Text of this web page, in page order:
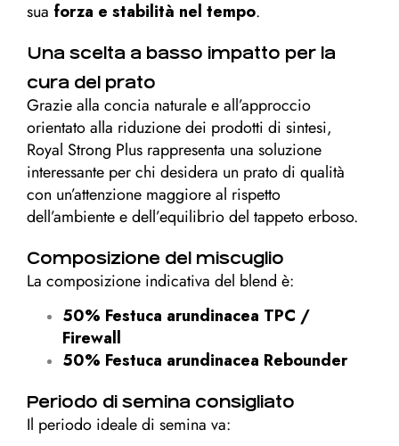
sua forza e stabilità nel tempo.
Una scelta a basso impatto per la
cura del prato
Grazie alla concia naturale e all’approccio
orientato alla riduzione dei prodotti di sintesi,
Royal Strong Plus rappresenta una soluzione
interessante per chi desidera un prato di qualità
con un’attenzione maggiore al rispetto
dell’ambiente e dell’equilibrio del tappeto erboso.
Composizione del miscuglio
La composizione indicativa del blend è:
50% Festuca arundinacea TPC /
Firewall
50% Festuca arundinacea Rebounder
Periodo di semina consigliato
Il periodo ideale di semina va: